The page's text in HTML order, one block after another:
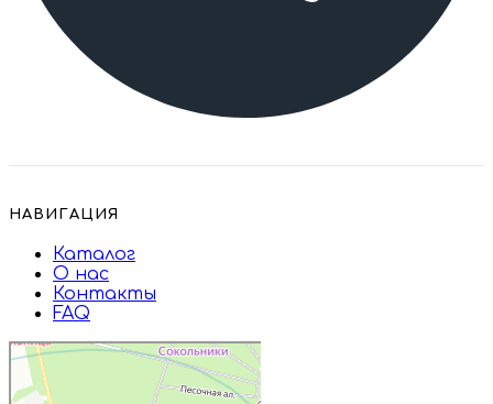
НАВИГАЦИЯ
Каталог
О нас
Контакты
FAQ
Дружба
Пищевые ингредиенты и специи в
Москве
Магазин подарков и сувениров в
Москве